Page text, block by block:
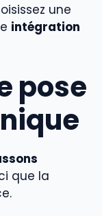
une
intégration
pose
que la